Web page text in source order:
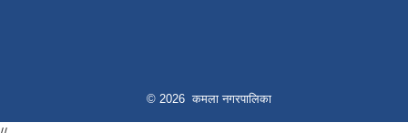
© 2026 कमला नगरपालिका